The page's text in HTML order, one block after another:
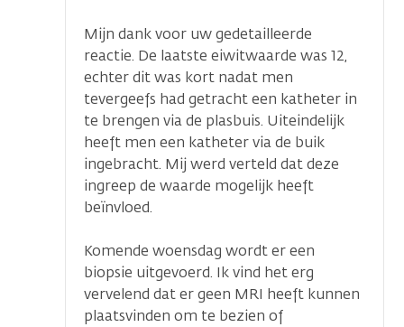
Mijn dank voor uw gedetailleerde
reactie. De laatste eiwitwaarde was 12,
echter dit was kort nadat men
tevergeefs had getracht een katheter in
te brengen via de plasbuis. Uiteindelijk
heeft men een katheter via de buik
ingebracht. Mij werd verteld dat deze
ingreep de waarde mogelijk heeft
beïnvloed.
Komende woensdag wordt er een
biopsie uitgevoerd. Ik vind het erg
vervelend dat er geen MRI heeft kunnen
plaatsvinden om te bezien of